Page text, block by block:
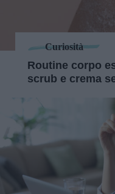
Curiosità
Routine corpo
scrub e crema